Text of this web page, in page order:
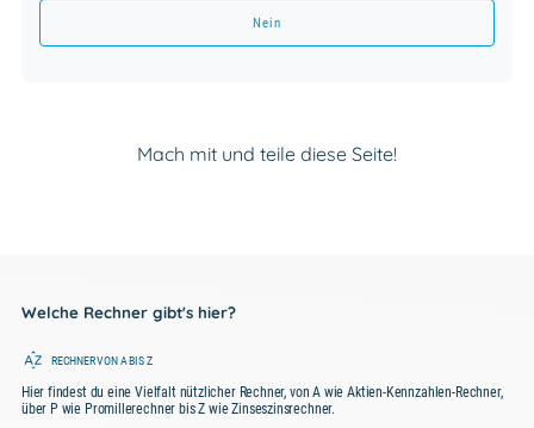
Nein
Mach mit und teile diese Seite!
Welche Rechner gibt's hier?
RECHNER VON A BIS Z
Hier findest du eine Vielfalt nützlicher Rechner, von A wie Aktien-Kennzahlen-Rechner,
über P wie Promillerechner bis Z wie Zinseszinsrechner.